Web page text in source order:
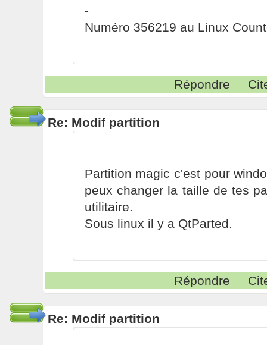
-
Numéro 356219 au Linux
Répondre
Re: Modif partition
Partition magic c'est pour
peux changer la taille de tes
utilitaire.
Sous linux il y a QtParted.
Répondre
Re: Modif partition